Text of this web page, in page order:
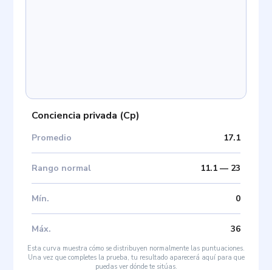
Conciencia privada (Cp)
Promedio 17.1
Rango normal 11.1— 23
Mín. 0
Máx. 36
Esta curva muestra cómo se distribuyen normalmente las puntuaciones.
Una vez que completes la prueba, tu resultado aparecerá aquí para que
puedas ver dónde te sitúas.